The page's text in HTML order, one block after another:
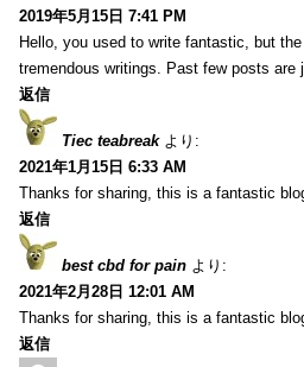
2019年5月15日 7:41 PM
Hello, you used to write fantastic, but
tremendous writings. Past few posts
返信
Tiec teabreak より:
2021年1月15日 6:33 AM
Thanks for sharing, this is a fantastic
返信
best cbd for pain より:
2021年2月28日 12:01 AM
Thanks for sharing, this is a fantastic
返信